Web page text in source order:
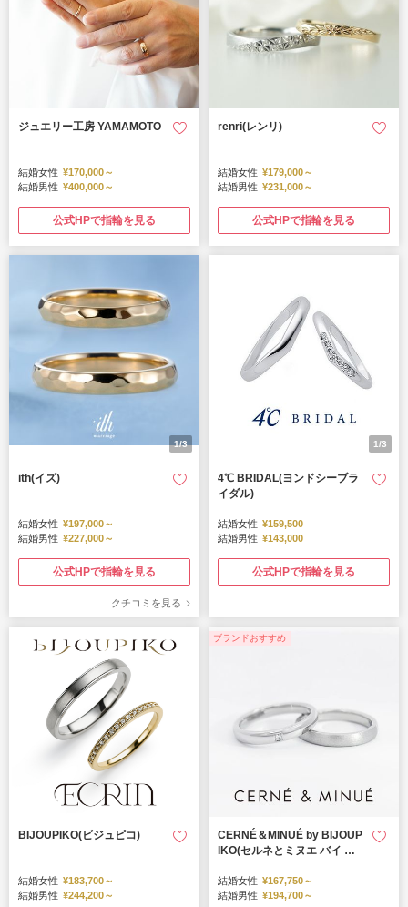
ジュエリー工房 YAMAMOTO
結婚女性 ¥170,000～
結婚男性 ¥400,000～
公式HPで指輪を見る
renri(レンリ)
結婚女性 ¥179,000～
結婚男性 ¥231,000～
公式HPで指輪を見る
1/3
ith(イズ)
結婚女性 ¥197,000～
結婚男性 ¥227,000～
公式HPで指輪を見る
クチコミを見る
1/3
4℃ BRIDAL(ヨンドシーブラ
イダル)
結婚女性 ¥159,500
結婚男性 ¥143,000
公式HPで指輪を見る
BIJOUPIKO(ビジュピコ)
結婚女性 ¥183,700～
結婚男性 ¥244,200～
ブランドおすすめ
CERNÉ＆MINUÉ by BIJOUP
IKO(セルネとミヌエ バイ ビ
結婚女性 ¥167,750～
結婚男性 ¥194,700～